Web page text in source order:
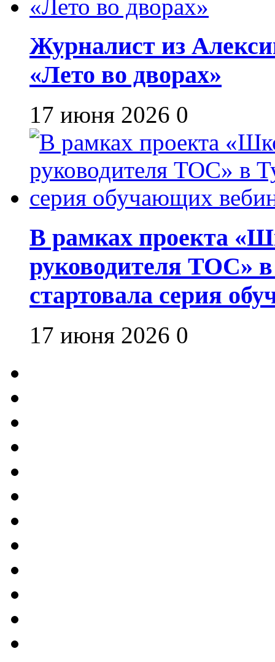
Журналист из
«Лето во дворах»
17 июня 2026 0
В рамках проекта
руководителя ТОС»
стартовала серия
17 июня 2026 0